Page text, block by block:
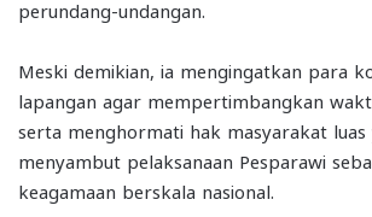
perundang-undangan.
Meski demikian, ia mengingatkan para
lapangan agar mempertimbangkan
serta menghormati hak masyarakat luas
menyambut pelaksanaan Pesparawi
keagamaan berskala nasional.